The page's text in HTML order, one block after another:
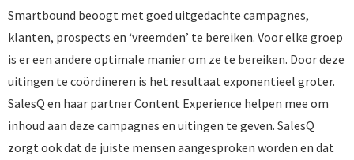
Smartbound beoogt met goed uitgedachte campagnes,
klanten, prospects en ‘vreemden’ te bereiken. Voor elke groep
is er een andere optimale manier om ze te bereiken. Door deze
uitingen te coördineren is het resultaat exponentieel groter.
SalesQ en haar partner Content Experience helpen mee om
inhoud aan deze campagnes en uitingen te geven. SalesQ
zorgt ook dat de juiste mensen aangesproken worden en dat